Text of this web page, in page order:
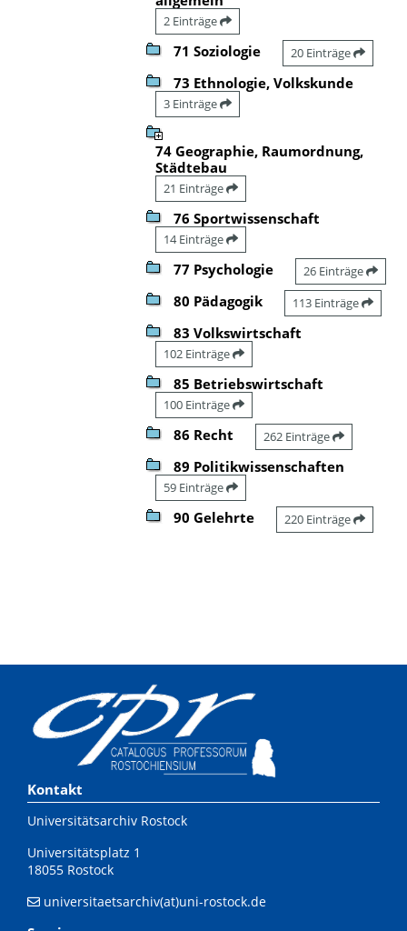
2 Einträge
71 Soziologie 20 Einträge
73 Ethnologie, Volkskunde
3 Einträge
74 Geographie, Raumordnung,
Städtebau
21 Einträge
76 Sportwissenschaft
14 Einträge
77 Psychologie 26 Einträge
80 Pädagogik 113 Einträge
83 Volkswirtschaft
102 Einträge
85 Betriebswirtschaft
100 Einträge
86 Recht 262 Einträge
89 Politikwissenschaften
59 Einträge
90 Gelehrte 220 Einträge
Kontakt
Universitätsarchiv Rostock
Universitätsplatz 1
18055 Rostock
universitaetsarchiv(at)uni-rostock.de